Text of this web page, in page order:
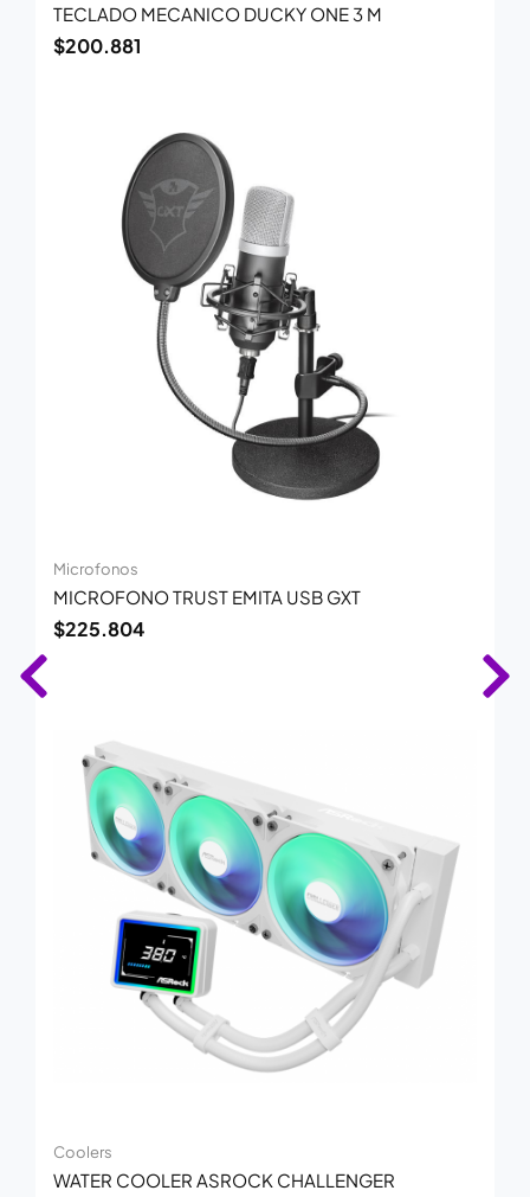
TECLADO MECANICO DUCKY ONE 3 M
$200.881
Microfonos
MICROFONO TRUST EMITA USB GXT
$225.804
Coolers
WATER COOLER ASROCK CHALLENGER